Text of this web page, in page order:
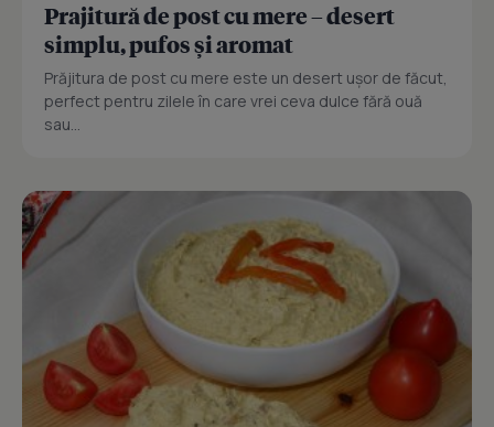
Prajitură de post cu mere – desert
simplu, pufos și aromat
Prăjitura de post cu mere este un desert ușor de făcut,
perfect pentru zilele în care vrei ceva dulce fără ouă
sau...